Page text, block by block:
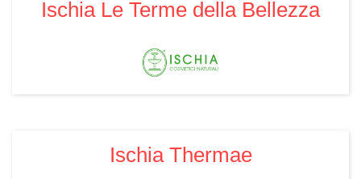
Ischia Le Terme della Bellezza
Ischia Thermae